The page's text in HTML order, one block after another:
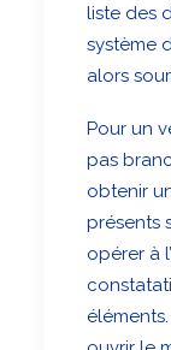
liste des
système
alors
Pour un
pas
obtenir
présents
opérer à